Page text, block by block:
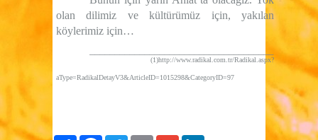
olan dilimiz ve kültürümüz için, yakılan
köylerimiz için…
_____________________________________
(1)http://www.radikal.com.tr/Radikal.aspx?
aType=RadikalDetayV3&ArticleID=1015298&CategoryID=97